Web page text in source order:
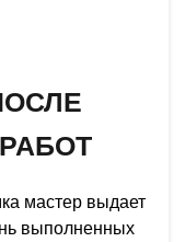
мастер выдает
выполненных